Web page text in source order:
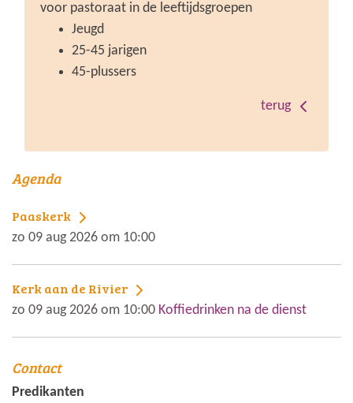
voor pastoraat in de leeftijdsgroepen
Jeugd
25-45 jarigen
45-plussers
terug
Agenda
Paaskerk
zo 09 aug 2026 om 10:00
Kerk aan de Rivier
zo 09 aug 2026 om 10:00 Koffiedrinken na de dienst
Contact
Predikanten